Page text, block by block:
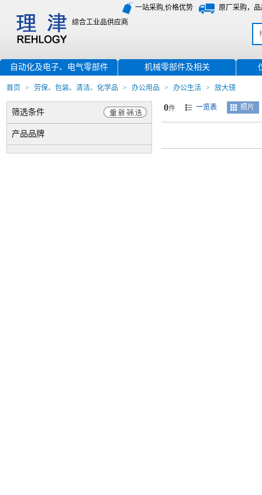
一站采购,价格优势
原厂采购，
综合工业品供应商
自动化及电子、电气零部件 机械零部件及相关
首页 > 劳保、包装、清洁、化学品 > 办公用品 > 办公生活 > 放大镜
筛选条件
产品品牌
0件 一览表 照片